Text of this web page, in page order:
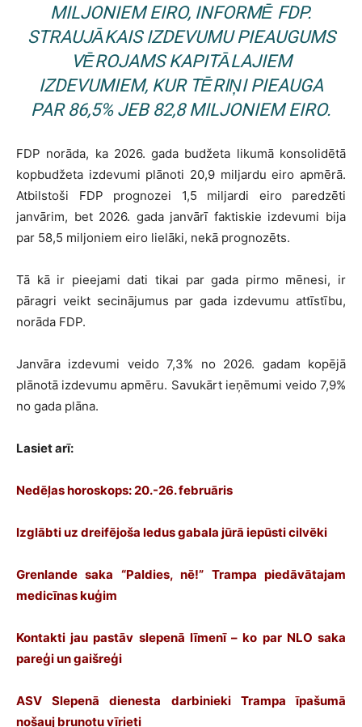
MILJONIEM EIRO, INFORMĒ FDP.
STRAUJĀKAIS IZDEVUMU PIEAUGUMS
VĒROJAMS KAPITĀLAJIEM
IZDEVUMIEM, KUR TĒRIŅI PIEAUGA
PAR 86,5% JEB 82,8 MILJONIEM EIRO.
FDP norāda, ka 2026. gada budžeta likumā konsolidētā
kopbudžeta izdevumi plānoti 20,9 miljardu eiro apmērā.
Atbilstoši FDP prognozei 1,5 miljardi eiro paredzēti
janvārim, bet 2026. gada janvārī faktiskie izdevumi bija
par 58,5 miljoniem eiro lielāki, nekā prognozēts.
Tā kā ir pieejami dati tikai par gada pirmo mēnesi, ir
pāragri veikt secinājumus par gada izdevumu attīstību,
norāda FDP.
Janvāra izdevumi veido 7,3% no 2026. gadam kopējā
plānotā izdevumu apmēru. Savukārt ieņēmumi veido 7,9%
no gada plāna.
Lasiet arī:
Nedēļas horoskops: 20.-26. februāris
Izglābti uz dreifējoša ledus gabala jūrā iepūsti cilvēki
Grenlande saka “Paldies, nē!” Trampa piedāvātajam
medicīnas kuģim
Kontakti jau pastāv slepenā līmenī – ko par NLO saka
pareģi un gaišreģi
ASV Slepenā dienesta darbinieki Trampa īpašumā
nošauj bruņotu vīrieti